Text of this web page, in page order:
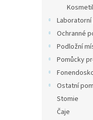
Ochranné
Podložní
Pomůcky
Ostatní
Stomie
Čaje